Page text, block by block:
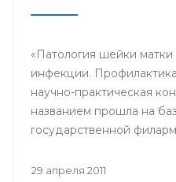
«Патология шейки матки
инфекции.
научно-практическая
названием прошла на
государственной
29 апреля 2011